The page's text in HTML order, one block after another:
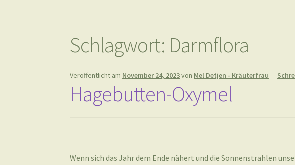
Schlagwort: Darmflora
Veröffentlicht am November 24, 2023von Mel Detjen - Kräuterfrau —
Hagebutten-Oxymel
Wenn sich das Jahr dem Ende nähert und die Sonnenstrahlen